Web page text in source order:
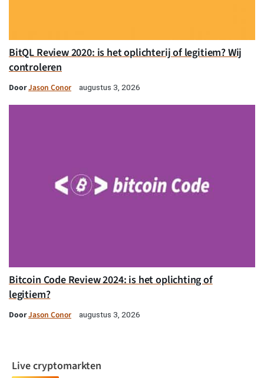
BitQL Review 2020: is het oplichterij of legitiem? Wij
controleren
DoorJason Conor augustus 3, 2026
Bitcoin Code Review 2024: is het oplichting of
legitiem?
DoorJason Conor augustus 3, 2026
Live cryptomarkten